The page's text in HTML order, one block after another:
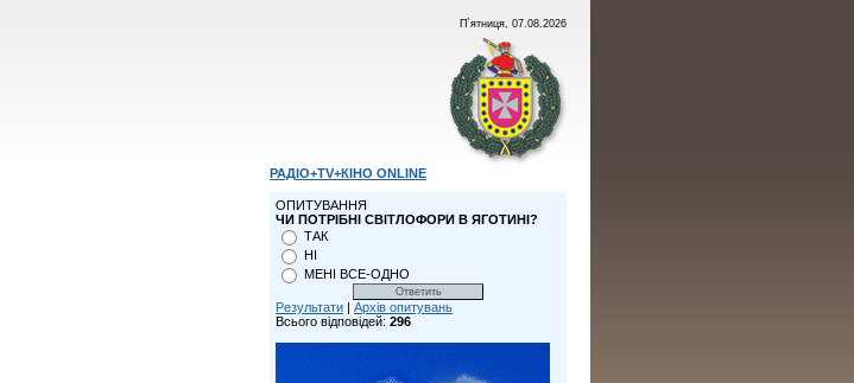
П`ятниця, 07.08.2026
РАДІО+TV+КІНО ONLINE
ОПИТУВАННЯ
ЧИ ПОТРІБНІ СВІТЛОФОРИ В ЯГОТИНІ?
ТАК
НІ
МЕНІ ВСЕ-ОДНО
Результати | Архів опитувань
Всього відповідей: 296